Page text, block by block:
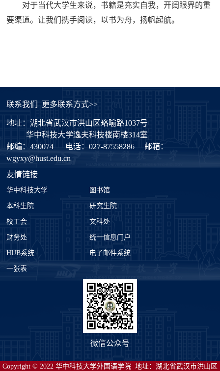
对于当代大学生来说，书籍是充实自我，开阔眼界的重
要渠道。让我们携手阅读， 以书为舟，扬帆起航。
联系我们 更多联系方式>>
地址：湖北省武汉市洪山区珞喻路1037号
华中科技大学逸夫科技楼南楼314室
邮编：430074
电话：027-87558286
邮箱：
wgyxy@hust.edu.cn
友情链接
华中科技大学 图书馆
本科生院 研究生院
校工会 文科处
财务处 统一信息门户
HUB系统 电子邮件系统
一张表
微信公众号
Copyright © 2022 华中科技大学外国语学院 地址：湖北省武汉市洪山区